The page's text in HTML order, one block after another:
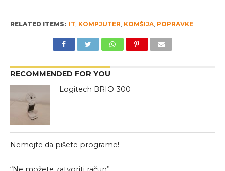
RELATED ITEMS: IT, KOMPJUTER, KOMŠIJA, POPRAVKE
RECOMMENDED FOR YOU
Logitech BRIO 300
Nemojte da pišete programe!